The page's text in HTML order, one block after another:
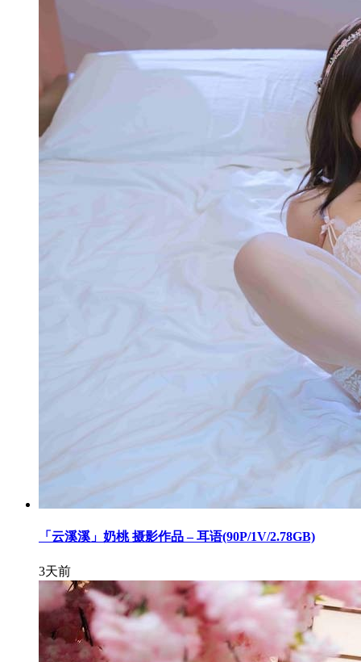
「云溪溪」奶桃 摄影作品 – 耳语(90P/1V/2.78GB)
3天前